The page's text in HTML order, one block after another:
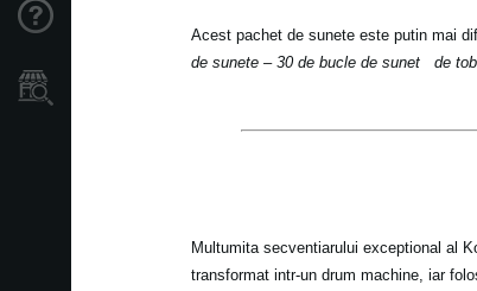
Acest pachet de sunete este putin mai
de sunete – 30 de bucle de sunet
de
Multumita secventiarului exceptional al
transformat intr-un drum machine, iar